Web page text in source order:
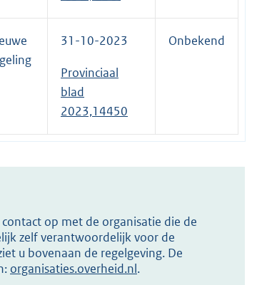
31-10-2023
Provinciaal
blad
2023,14450
Onbekend
op met de organisatie die de
zelf verantwoordelijk voor de
u bovenaan de regelgeving. De
organisaties.overheid.nl.